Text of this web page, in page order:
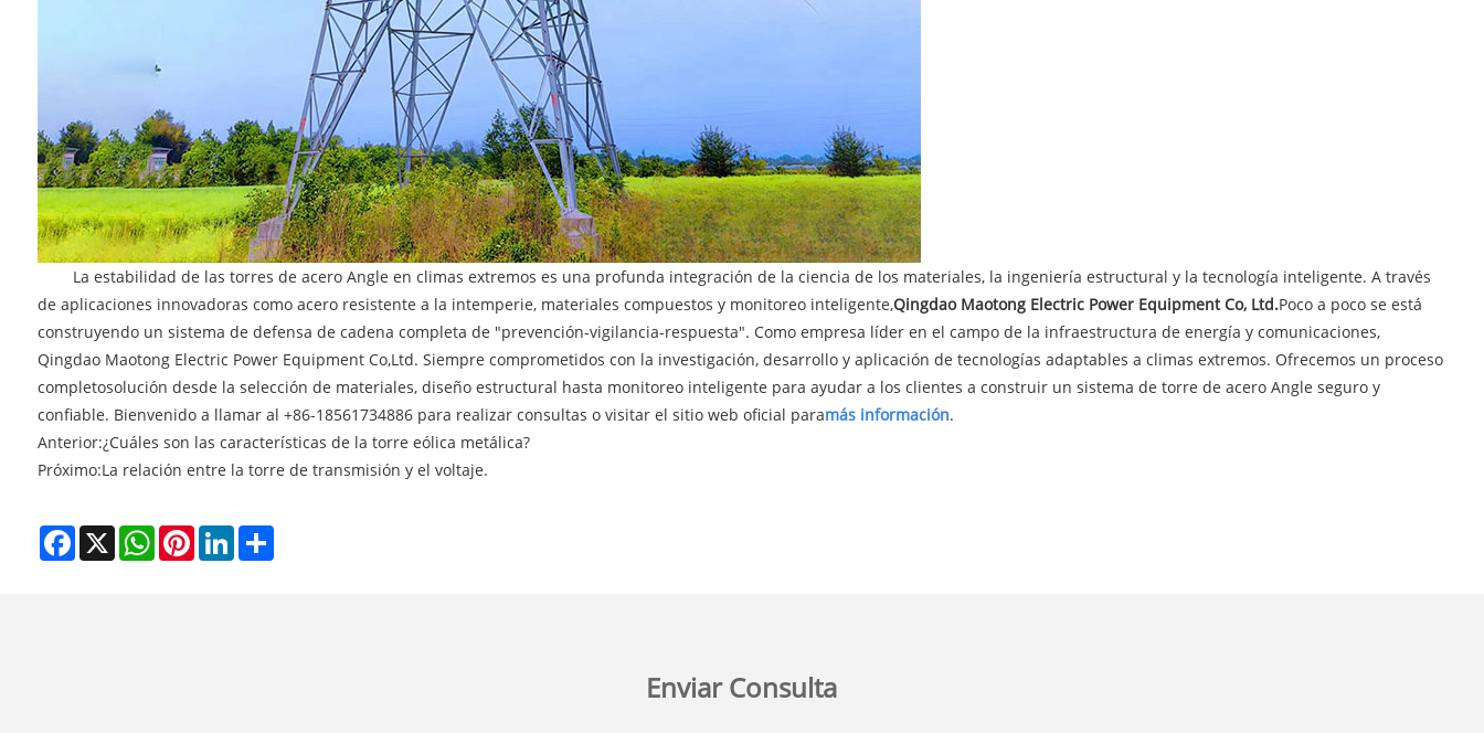
La estabilidad de las torres de acero Angle en climas extremos es una profunda integración de la ciencia de los materiales, la ingeniería estructural y la tecnología inteligente. A través
de aplicaciones innovadoras como acero resistente a la intemperie, materiales compuestos y monitoreo inteligente,Qingdao Maotong Electric Power Equipment Co, Ltd.Poco a poco se está
construyendo un sistema de defensa de cadena completa de "prevención-vigilancia-respuesta". Como empresa líder en el campo de la infraestructura de energía y comunicaciones,
Qingdao Maotong Electric Power Equipment Co,Ltd. Siempre comprometidos con la investigación, desarrollo y aplicación de tecnologías adaptables a climas extremos. Ofrecemos un proceso
completosolución desde la selección de materiales, diseño estructural hasta monitoreo inteligente para ayudar a los clientes a construir un sistema de torre de acero Angle seguro y
confiable. Bienvenido a llamar al +86-18561734886 para realizar consultas o visitar el sitio web oficial paramás información.
Anterior:¿Cuáles son las características de la torre eólica metálica?
Próximo:La relación entre la torre de transmisión y el voltaje.
Facebook
X WhatsAppPinterestLinkedInShare
Enviar Consulta